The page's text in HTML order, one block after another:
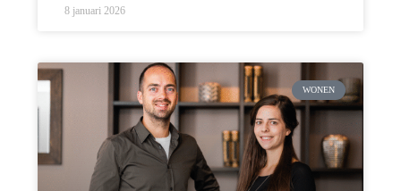
8 januari 2026
WONEN